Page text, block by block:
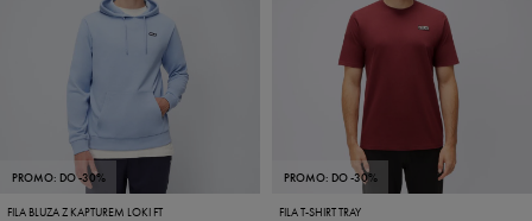
PROMO: DO -30%
FILA BLUZA Z KAPTUREM LOKI FT
PROMO: DO -30%
FILA T-SHIRT TRAY